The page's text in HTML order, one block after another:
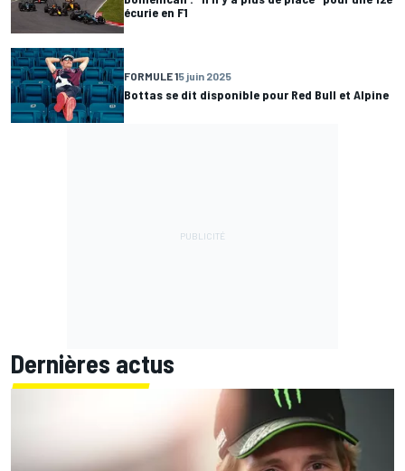
écurie en F1
FORMULE 15 juin 2025
Bottas se dit disponible pour Red Bull et Alpine
Dernières actus